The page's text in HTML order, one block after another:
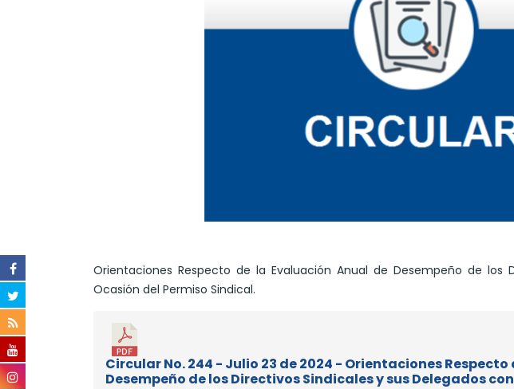
Orientaciones Respecto de la Evaluación Anual de Desempeño de los
Ocasión del Permiso Sindical.
Circular No. 244 - Julio 23 de 2024 - Orientaciones
Desempeño de los Directivos Sindicales y sus Delegados